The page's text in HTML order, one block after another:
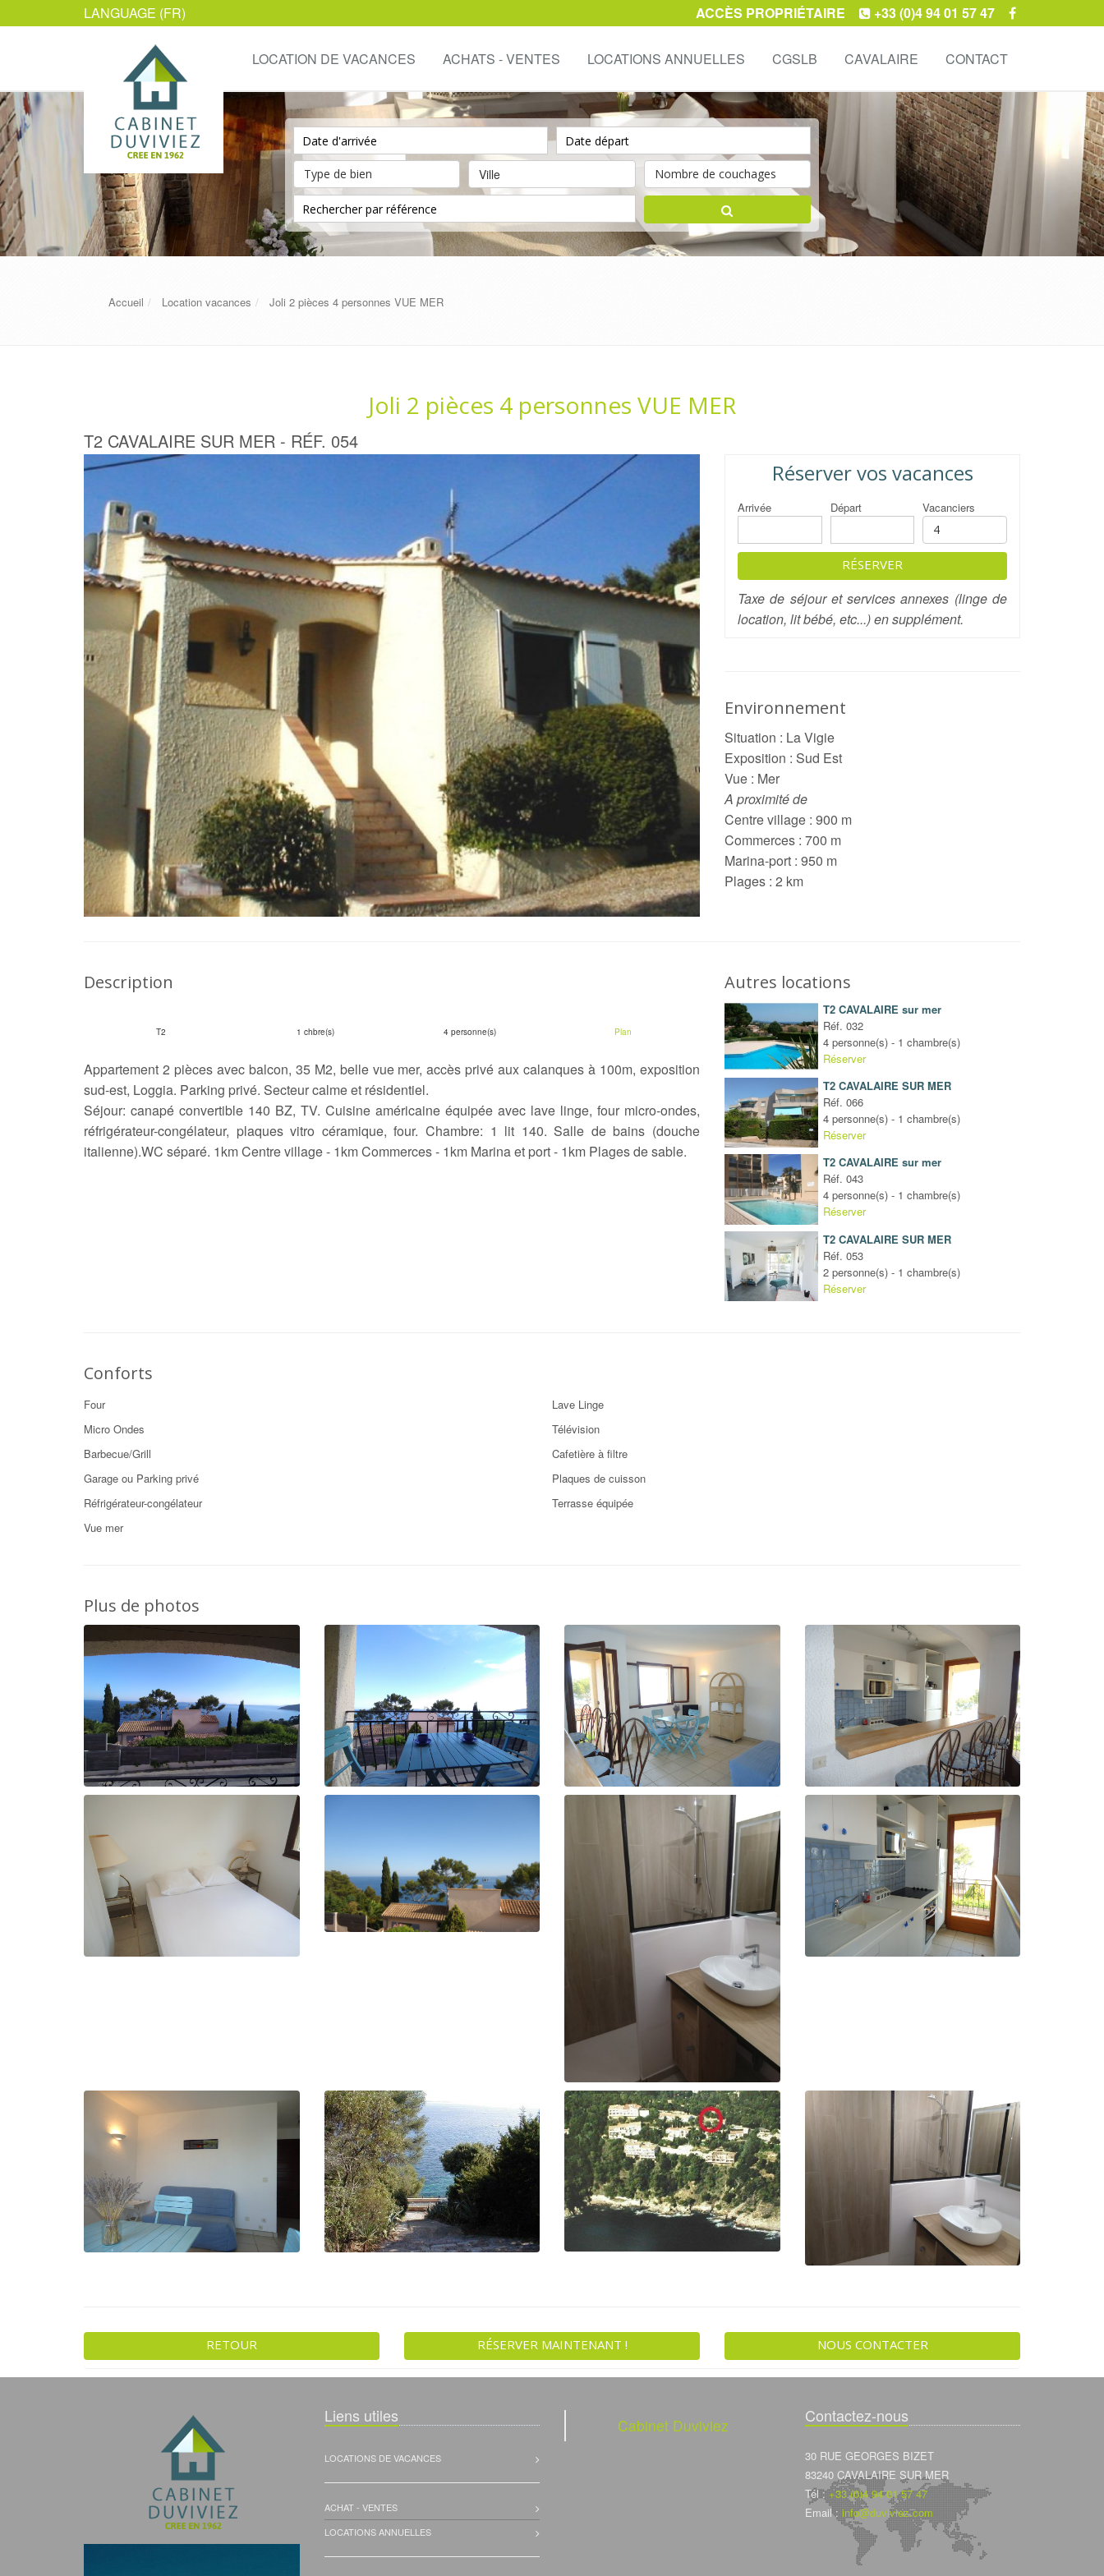
LANGUAGE (FR) ACCÈS PROPRIÉTAIRE +33 (0)4 94 01 57 47
LOCATION DE VACANCES ACHATS - VENTES LOCATIONS ANNUELLES CGSLB CAVALAIRE CONTACT
Ville
Accueil Location vacances Joli 2 pièces 4 personnes VUE MER
Joli 2 pièces 4 personnes VUE MER
T2 CAVALAIRE SUR MER - RÉF. 054
Réserver vos vacances
Arrivée Départ Vacanciers
RÉSERVER
Taxe de séjour et services annexes (linge de
location, lit bébé, etc...) en supplément.
Environnement
Situation : La Vigie
Exposition : Sud Est
Vue : Mer
A proximité de
Centre village : 900 m
Commerces : 700 m
Marina-port : 950 m
Plages : 2 km
Description
T2 1 chbre(s) 4 personne(s) Plan
Appartement 2 pièces avec balcon, 35 M2, belle vue mer, accès privé aux calanques à 100m, exposition
sud-est, Loggia. Parking privé. Secteur calme et résidentiel.
Séjour: canapé convertible 140 BZ, TV. Cuisine américaine équipée avec lave linge, four micro-ondes,
réfrigérateur-congélateur, plaques vitro céramique, four. Chambre: 1 lit 140. Salle de bains (douche
italienne).WC séparé. 1km Centre village - 1km Commerces - 1km Marina et port - 1km Plages de sable.
Autres locations
T2 CAVALAIRE sur mer
Réf. 032
4 personne(s) - 1 chambre(s)
Réserver
T2 CAVALAIRE SUR MER
Réf. 066
4 personne(s) - 1 chambre(s)
Réserver
T2 CAVALAIRE sur mer
Réf. 043
4 personne(s) - 1 chambre(s)
Réserver
T2 CAVALAIRE SUR MER
Réf. 053
2 personne(s) - 1 chambre(s)
Réserver
Conforts
Four
Lave Linge
Micro Ondes
Télévision
Barbecue/Grill
Cafetière à filtre
Garage ou Parking privé
Plaques de cuisson
Réfrigérateur-congélateur
Terrasse équipée
Vue mer
Plus de photos
RETOUR RÉSERVER MAINTENANT ! NOUS CONTACTER
Liens utiles
LOCATIONS DE VACANCES
ACHAT - VENTES
LOCATIONS ANNUELLES
Cabinet Duviviez Contactez-nous
30 RUE GEORGES BIZET
83240 CAVALAIRE SUR MER
Tél :+33 (0)4 94 01 57 47
Email : info@duviviez.com